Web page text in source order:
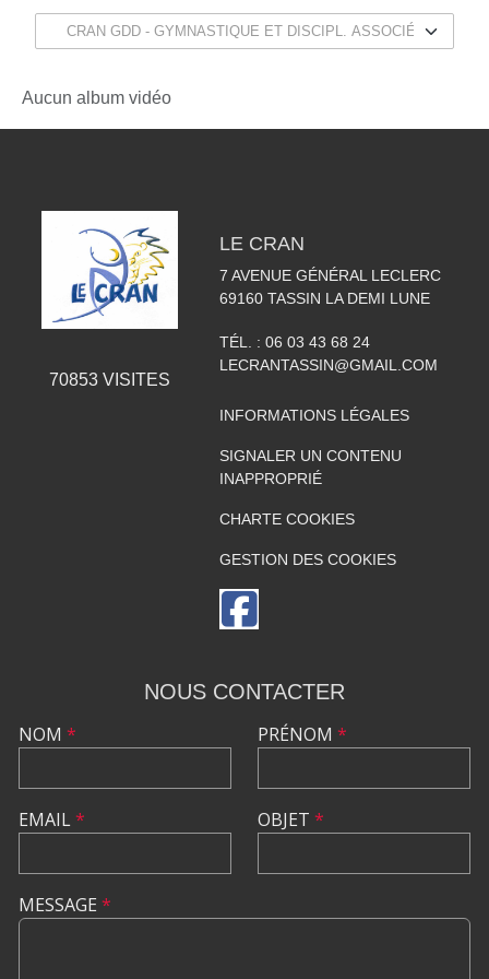
Aucun album vidéo
70853VISITES
LE CRAN
7 AVENUE GÉNÉRAL LECLERC
69160 TASSIN LA DEMI LUNE
TÉL. : 06 03 43 68 24
LECRANTASSIN@GMAIL.COM
INFORMATIONS LÉGALES
SIGNALER UN CONTENU
INAPPROPRIÉ
CHARTE COOKIES
GESTION DES COOKIES
NOUS CONTACTER
NOM *
EMAIL*
PRÉNOM *
OBJET *
MESSAGE *